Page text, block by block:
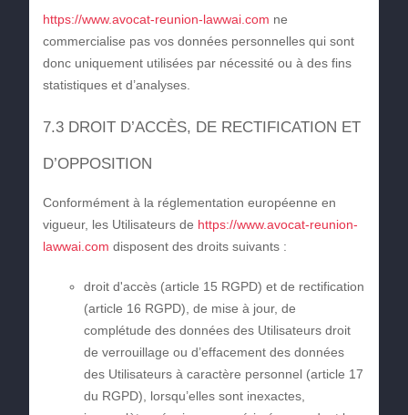
https://www.avocat-reunion-lawwai.com ne
commercialise pas vos données personnelles qui sont
donc uniquement utilisées par nécessité ou à des fins
statistiques et d’analyses.
7.3 DROIT D’ACCÈS, DE RECTIFICATION ET
D’OPPOSITION
Conformément à la réglementation européenne en
vigueur, les Utilisateurs de https://www.avocat-reunion-
lawwai.com disposent des droits suivants :
droit d'accès (article 15 RGPD) et de rectification
(article 16 RGPD), de mise à jour, de
complétude des données des Utilisateurs droit
de verrouillage ou d’effacement des données
des Utilisateurs à caractère personnel (article 17
du RGPD), lorsqu’elles sont inexactes,